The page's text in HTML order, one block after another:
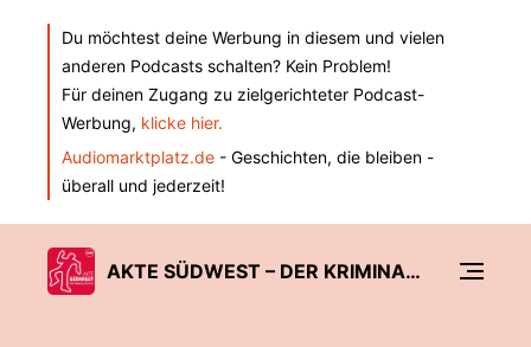
Du möchtest deine Werbung in diesem und vielen
anderen Podcasts schalten? Kein Problem!
Für deinen Zugang zu zielgerichteter Podcast-
Werbung, klicke hier.
Audiomarktplatz.de - Geschichten, die bleiben -
überall und jederzeit!
AKTE SÜDWEST – DER KRIMINALPODCAST DER SÜDWEST PRESSE